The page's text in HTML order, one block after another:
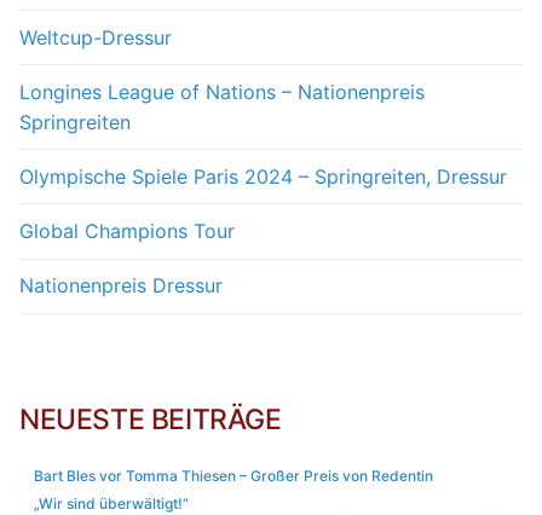
Weltcup-Dressur
Longines League of Nations – Nationenpreis
Springreiten
Olympische Spiele Paris 2024 – Springreiten, Dressur
Global Champions Tour
Nationenpreis Dressur
NEUESTE BEITRÄGE
Bart Bles vor Tomma Thiesen – Großer Preis von Redentin
„Wir sind überwältigt!“